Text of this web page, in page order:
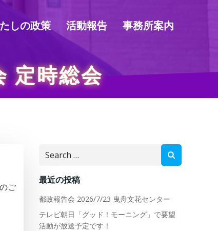
しの政策 活動報告 事務所案内
定時総会
ご
Search
最近の投稿
都政報告会 2026/7/23 曳舟文花センター
テレビ朝日「グッド！モーニング」で要望
活動が放送予定です！